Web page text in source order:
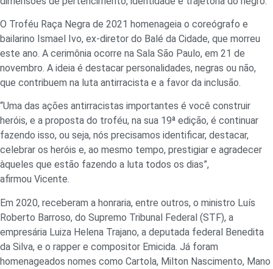
O Troféu Raça Negra de 2021 homenageia o coreógrafo e
bailarino Ismael Ivo, ex-diretor do Balé da Cidade, que morreu
este ano. A cerimônia ocorre na Sala São Paulo, em 21 de
novembro. A ideia é destacar personalidades, negras ou não,
que contribuem na luta antirracista e a favor da inclusão.
“Uma das ações antirracistas importantes é você construir
heróis, e a proposta do troféu, na sua 19ª edição, é continuar
fazendo isso, ou seja, nós precisamos identificar, destacar,
celebrar os heróis e, ao mesmo tempo, prestigiar e agradecer
àqueles que estão fazendo a luta todos os dias”,
afirmou Vicente.
Em 2020, receberam a honraria, entre outros, o ministro Luís
Roberto Barroso, do Supremo Tribunal Federal (STF), a
empresária Luiza Helena Trajano, a deputada federal Benedita
da Silva, e o rapper e compositor Emicida. Já foram
homenageados nomes como Cartola, Milton Nascimento, Mano